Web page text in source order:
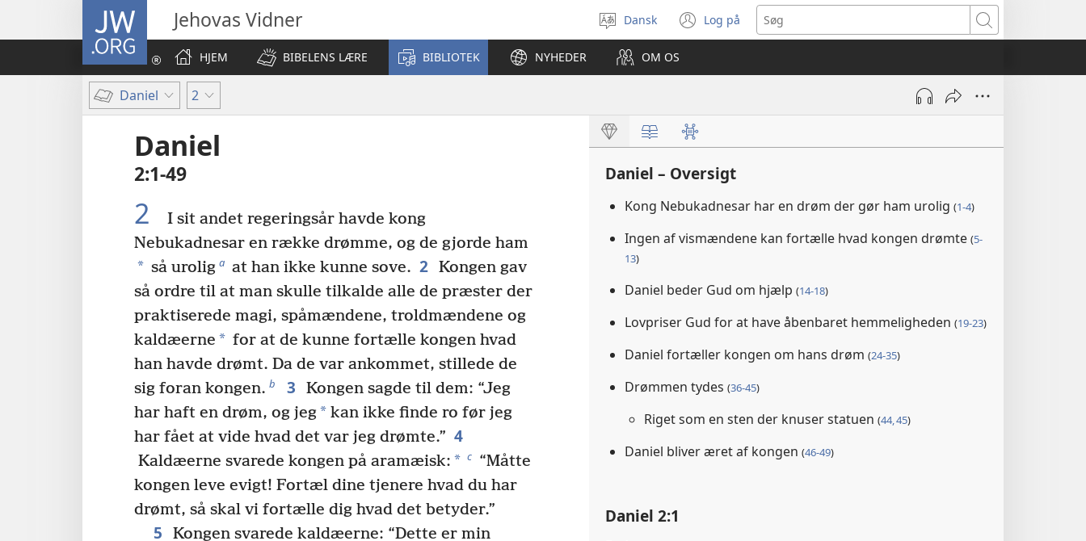
JW.ORG Jehovas Vidner
Vælg
sprog
Dansk Log på
(åbner
nyt
Søg
HJEM
BIBELENS LÆRE BIBLIOTEK NYHEDER OM OS
Daniel 2
Daniel
2:1-49
2
I sit andet regeringsår havde kong
Nebukadnesar en række drømme, og de gjorde ham
* så urolig a at han ikke kunne sove. 2 Kongen gav
så ordre til at man skulle tilkalde alle de præster der
praktiserede magi, spåmændene, troldmændene og
kaldæerne * for at de kunne fortælle kongen hvad
han havde drømt. Da de var ankommet, stillede de
sig foran kongen. b 3
Kongen sagde til dem: “Jeg
har haft en drøm, og jeg* kan ikke finde ro før jeg
har fået at vide hvad det var jeg drømte.” 4
Kaldæerne svarede kongen på aramæisk: * c “Måtte
kongen leve evigt! Fortæl dine tjenere hvad du har
drømt, så skal vi fortælle dig hvad det betyder.”
5
Kongen svarede kaldæerne: “Dette er min
Daniel – Oversigt
Kong Nebukadnesar har en drøm der gør ham urolig (1-4)
Ingen af vismændene kan fortælle hvad kongen drømte (5-
13)
Daniel beder Gud om hjælp (14-18)
Lovpriser Gud for at have åbenbaret hemmeligheden (19-23)
Daniel fortæller kongen om hans drøm (24-35)
Drømmen tydes (36-45)
Riget som en sten der knuser statuen (44, 45)
Daniel bliver æret af kongen (46-49)
Daniel 2:1